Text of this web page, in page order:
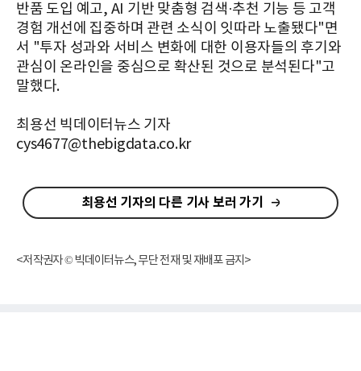
반품 도입 예고, AI 기반 맞춤형 검색·추천 기능 등 고객
경험 개선에 집중하며 관련 소식이 잇따라 노출됐다"면
서 "투자 성과와 서비스 변화에 대한 이용자들의 후기와
관심이 온라인을 중심으로 확산된 것으로 분석된다"고
말했다.
최용선 빅데이터뉴스 기자
cys4677@thebigdata.co.kr
최용선 기자의 다른 기사 보러 가기
<저작권자 © 빅데이터뉴스, 무단 전재 및 재배포 금지>